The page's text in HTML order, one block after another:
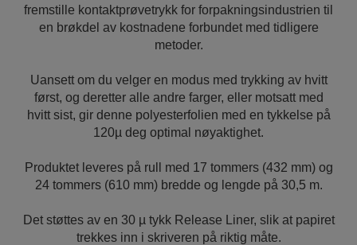
fremstille kontaktprøvetrykk for forpakningsindustrien til
en brøkdel av kostnadene forbundet med tidligere
metoder.
Uansett om du velger en modus med trykking av hvitt
først, og deretter alle andre farger, eller motsatt med
hvitt sist, gir denne polyesterfolien med en tykkelse på
120µ deg optimal nøyaktighet.
Produktet leveres på rull med 17 tommers (432 mm) og
24 tommers (610 mm) bredde og lengde på 30,5 m.
Det støttes av en 30 µ tykk Release Liner, slik at papiret
trekkes inn i skriveren på riktig måte.